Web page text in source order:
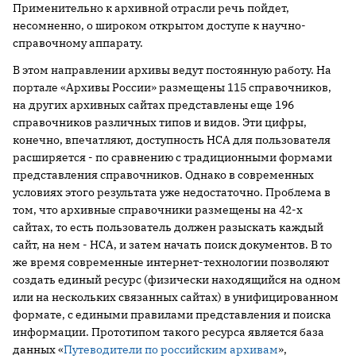
Применительно к архивной отрасли речь пойдет,
несомненно, о широком открытом доступе к научно-
справочному аппарату.
В этом направлении архивы ведут постоянную работу. На
портале «Архивы России» размещены 115 справочников,
на других архивных сайтах представлены еще 196
справочников различных типов и видов. Эти цифры,
конечно, впечатляют, доступность НСА для пользователя
расширяется - по сравнению с традиционными формами
представления справочников. Однако в современных
условиях этого результата уже недостаточно. Проблема в
том, что архивные справочники размещены на 42-х
сайтах, то есть пользователь должен разыскать каждый
сайт, на нем - НСА, и затем начать поиск документов. В то
же время современные интернет-технологии позволяют
создать единый ресурс (физически находящийся на одном
или на нескольких связанных сайтах) в унифицированном
формате, с едиными правилами представления и поиска
информации. Прототипом такого ресурса является база
данных «Путеводители по российским архивам»,